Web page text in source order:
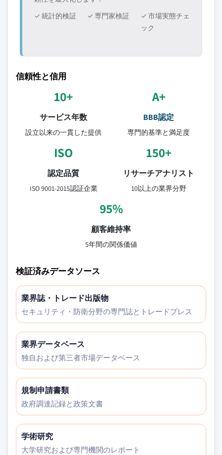
✓ 統計的検証
✓ 専門家検証
✓ 市場実態チェ
ック
信頼性と信用
10+
サービス年数
設立以来の一貫した提供
A+
BBB認定
専門的基準と満足度
ISO
認定品質
ISO 9001-2015認証企業
150+
リサーチアナリスト
10以上の業界分野
95%
顧客維持率
5年間の関係価値
検証済みデータソース
業界誌・トレード出版物
セキュリティ・防衛分野の専門誌とトレードプレス
業界データベース
独自および第三者市場データベース
規制申請書類
政府調達記録と政策文書
学術研究
大学研究および専門機関のレポート